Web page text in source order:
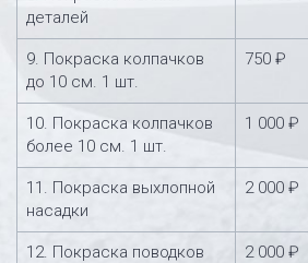
деталей
9. Покраска колпачков
до 10 см. 1 шт.
750 ₽
10. Покраска колпачков
более 10 см. 1 шт.
1 000 ₽
11. Покраска выхлопной
насадки
2 000 ₽
12. Покраска поводков
2 000 ₽